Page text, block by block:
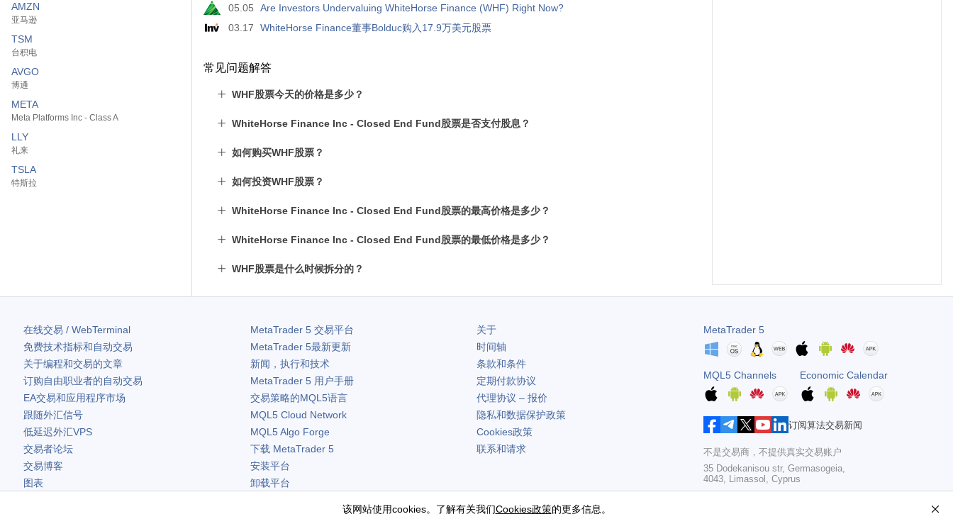
AMZN
亚马逊
TSM
台积电
AVGO
博通
META
Meta Platforms Inc - Class A
LLY
礼来
TSLA
特斯拉
05.05
Are Investors Undervaluing WhiteHorse Finance (WHF) Right Now?
03.17
WhiteHorse Finance董事Bolduc购入17.9万美元股票
常见问题解答
WHF股票今天的价格是多少？
WhiteHorse Finance Inc - Closed End Fund股票是否支付股息？
如何购买WHF股票？
如何投资WHF股票？
WhiteHorse Finance Inc - Closed End Fund股票的最高价格是多少？
WhiteHorse Finance Inc - Closed End Fund股票的最低价格是多少？
WHF股票是什么时候拆分的？
在线交易 / WebTerminal
免费技术指标和自动交易
关于编程和交易的文章
订购自由职业者的自动交易
EA交易和应用程序市场
跟随外汇信号
低延迟外汇VPS
交易者论坛
交易博客
图表
MetaTrader 5交易平台
MetaTrader 5最新更新
新闻，执行和技术
MetaTrader 5用户手册
交易策略的MQL5语言
MQL5 Cloud Network
MQL5 Algo Forge
下载 MetaTrader 5
安装平台
卸载平台
关于
时间轴
条款和条件
定期付款协议
代理协议 – 报价
隐私和数据保护政策
Cookies政策
联系和请求
MetaTrader 5
MQL5 Channels Economic Calendar
订阅算法交易新闻
不是交易商，不提供真实交易账户
35 Dodekanisou str, Germasogeia,
4043, Limassol, Cyprus
该网站使用cookies。了解有关我们Cookies政策的更多信息。